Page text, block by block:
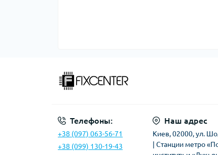
Телефоны:
+38 (097) 063-56-71
+38 (099) 130-19-43
Наш адрес
Киев, 02000, ул.
| Станции метро